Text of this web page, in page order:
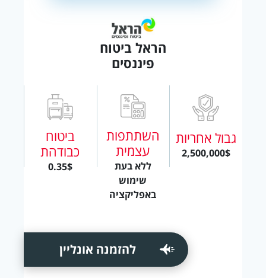
הראל ביטוח
פיננסים
גבול אחריות
2,500,000$
השתתפות
עצמית
ללא בעת
שימוש
באפליקציה
ביטוח
כבודהת
0.35$
להזמנה אונליין